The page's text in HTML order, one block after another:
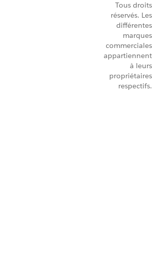
Tous droits
réservés. Les
différentes
marques
commerciales
appartiennent
à leurs
propriétaires
respectifs.